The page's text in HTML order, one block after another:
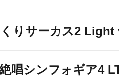
りサーカス2 Light
唱シンフォギア4